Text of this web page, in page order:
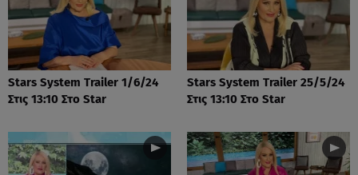
Stars System Trailer 1/6/24
Στις 13:10 Στο Star
Stars System Trailer 25/5/24
Στις 13:10 Στο Star